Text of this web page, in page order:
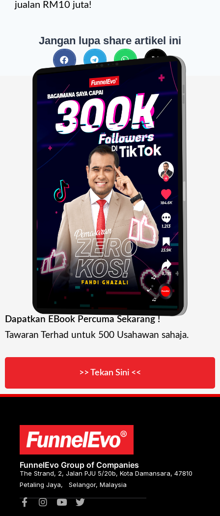
jualan RM10 juta!
Jangan lupa share artikel ini
Dapatkan EBook Percuma Sekarang !
Tawaran Terhad untuk 500 Usahawan sahaja.
>> Tekan Sini <<
FunnelEvo Group of Companies
The Strand, 2, Jalan PJU 5/20b, Kota Damansara, 47810
Petaling Jaya, Selangor, Malaysia